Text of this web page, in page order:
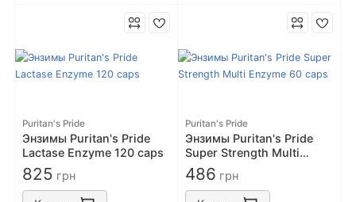
Puritan's Pride
Энзимы Puritan's Pride
Lactase Enzyme 120 caps
825 грн
Puritan's Pride
Энзимы Puritan's Pride
Super Strength Multi
Enzyme 60 caps
486 грн